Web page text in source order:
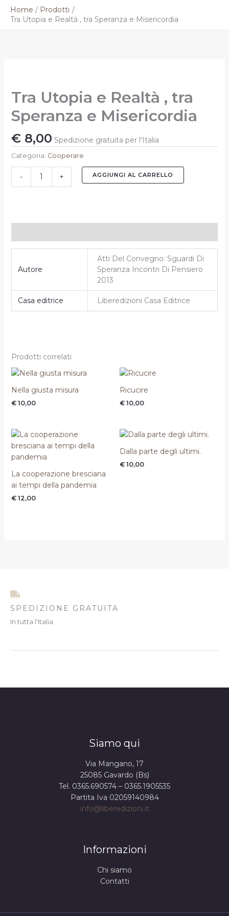
Home
Prodotti
Tra Utopia e Realtà , tra Speranza e Misericordia
Tra Utopia e Realtà , tra
Speranza e Misericordia
€8,00 Spedizione gratuita per l'Italia
Categoria: Cooperare
-
Realtà
tra
e
Misericordia
quantità
+
AGGIUNGI AL CARRELLO
Autore
Atti Del Convegno: Sguardi Di
Speranza Incontri Di Pensiero
2013
Casa editrice Liberedizioni Casa Editrice
Prodotti correlati
Nella giusta misura
€10,00
Ricucire
€ 10,00
La cooperazione bresciana
ai tempi della pandemia
€12,00
Dalla parte degli ultimi.
€ 10,00
SPEDIZIONE GRATUITA
In tutta l'Italia
Siamo qui
Via Mangano, 17
25085 Gavardo (Bs)
Tel. 0365.690574 – 0365.1905535
Partita Iva 02059140984
info@liberedizioni.it
Informazioni
Chi siamo
Contatti